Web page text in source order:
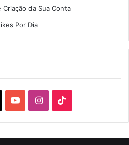
Criação da Sua Conta
Por Dia
YouTubeInstagram